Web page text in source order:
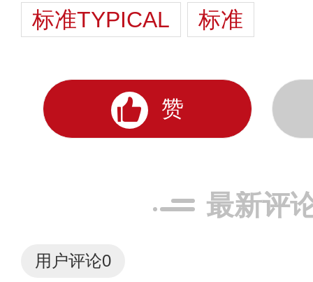
标准TYPICAL
标准
赞
最新评
用户评论0